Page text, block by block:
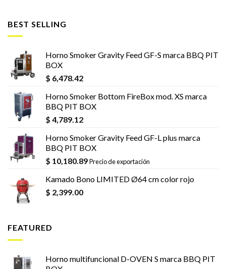
BEST SELLING
Horno Smoker Gravity Feed GF-S marca BBQ PIT
BOX
$ 6,478.42
Horno Smoker Bottom FireBox mod. XS marca
BBQ PIT BOX
$ 4,789.12
Horno Smoker Gravity Feed GF-L plus marca
BBQ PIT BOX
$ 10,180.89Precio de exportación
Kamado Bono LIMITED Ø64 cm color rojo
$ 2,399.00
FEATURED
Horno multifuncional D-OVEN S marca BBQ PIT